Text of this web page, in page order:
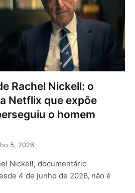
Rachel Nickell: o
Netflix que expõe
o homem
5, 2026
Nickell, documentário
4 de junho de 2026, não é